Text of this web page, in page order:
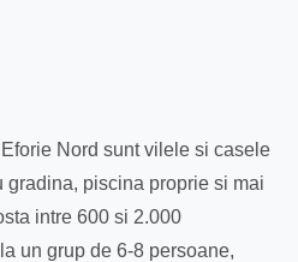
Nord sunt vilele si casele
gradina, piscina proprie si mai
intre 600 si 2.000
un grup de 6-8 persoane,